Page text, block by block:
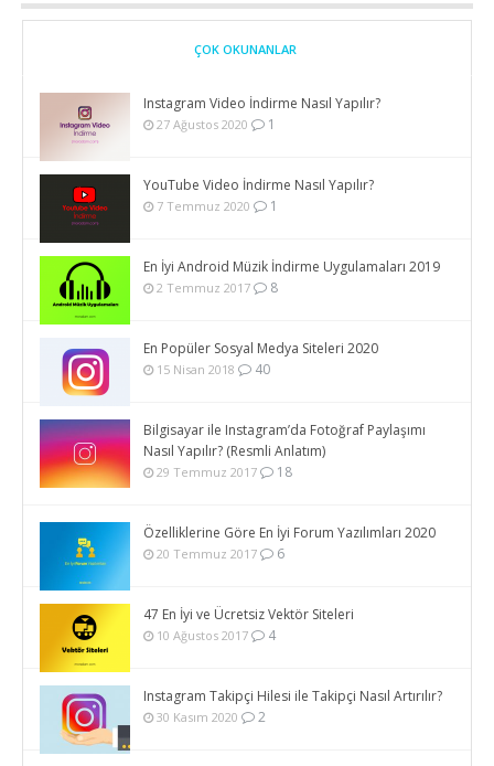
ÇOK OKUNANLAR
Instagram Video İndirme Nasıl Yapılır?
27 Ağustos 2020 1
YouTube Video İndirme Nasıl Yapılır?
7 Temmuz 2020 1
En İyi Android Müzik İndirme Uygulamaları 2019
2 Temmuz 2017 8
En Popüler Sosyal Medya Siteleri 2020
15 Nisan 2018 40
Bilgisayar ile Instagram’da Fotoğraf Paylaşımı
Nasıl Yapılır? (Resmli Anlatım)
29 Temmuz 2017 18
Özelliklerine Göre En İyi Forum Yazılımları 2020
20 Temmuz 2017 6
47 En İyi ve Ücretsiz Vektör Siteleri
10 Ağustos 2017 4
Instagram Takipçi Hilesi ile Takipçi Nasıl Artırılır?
30 Kasım 2020 2